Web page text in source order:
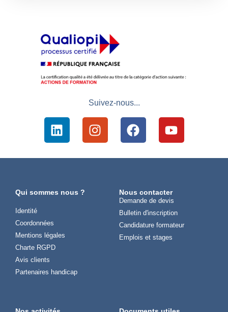
Suivez-nous...
Qui sommes nous ?
Identité
Coordonnées
Mentions légales
Charte RGPD
Avis clients
Partenaires handicap
Nous contacter
Demande de devis
Bulletin d'inscription
Candidature formateur
Emplois et stages